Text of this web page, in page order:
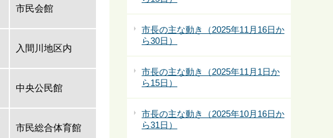
市民会館
入間川地区内
中央公民館
市民総合体育館
市長の主な動き（2025年11月16日か
ら30日）
市長の主な動き（2025年11月1日か
ら15日）
市長の主な動き（2025年10月16日か
ら31日）